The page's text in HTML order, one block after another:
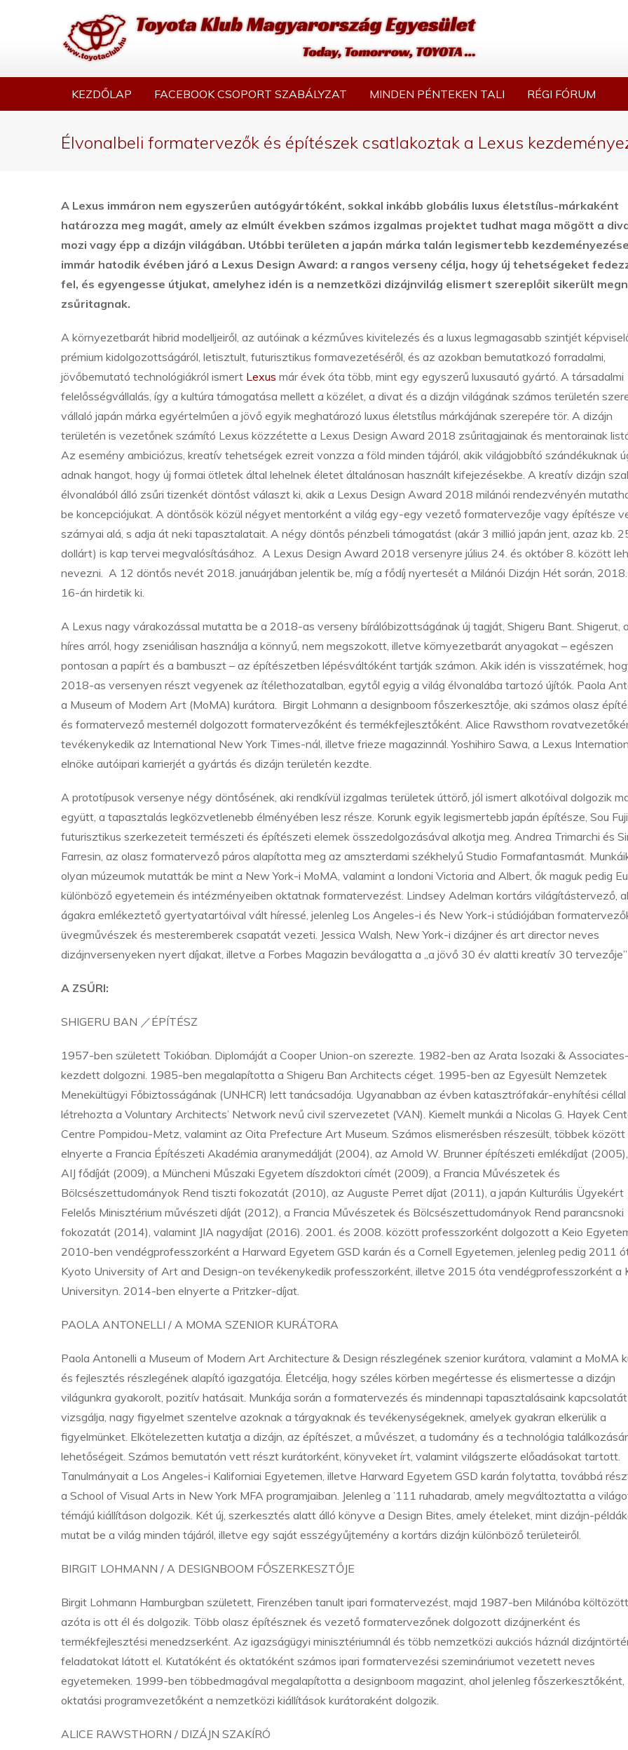
KEZDŐLAP FACEBOOK CSOPORT SZABÁLYZAT MINDEN PÉNTEKEN TALI RÉGI FÓRUM
Élvonalbeli formatervezők és építészek csatlakoztak a Lexus
A Lexus immáron nem egyszerűen autógyártóként, sokkal inkább globális luxus életstílus-márkaként
határozza meg magát, amely az elmúlt években számos izgalmas projektet tudhat maga mögött a
mozi vagy épp a dizájn világában. Utóbbi területen a japán márka talán legismertebb
immár hatodik évében járó a Lexus Design Award: a rangos verseny célja, hogy új tehetségeket
fel, és egyengesse útjukat, amelyhez idén is a nemzetközi dizájnvilág elismert szereplőit sikerült
zsűritagnak.
A környezetbarát hibrid modelljeiről, az autóinak a kézműves kivitelezés és a luxus legmagasabb szintjét
prémium kidolgozottságáról, letisztult, futurisztikus formavezetéséről, és az azokban bemutatkozó forradalmi,
jövőbemutató technológiákról ismert Lexus már évek óta több, mint egy egyszerű luxusautó gyártó. A társadalmi
felelősségvállalás, így a kultúra támogatása mellett a közélet, a divat és a dizájn világának számos területén
vállaló japán márka egyértelműen a jövő egyik meghatározó luxus életstílus márkájának szerepére tör. A dizájn
területén is vezetőnek számító Lexus közzétette a Lexus Design Award 2018 zsűritagjainak és mentorainak
Az esemény ambiciózus, kreatív tehetségek ezreit vonzza a föld minden tájáról, akik világjobbító szándékuknak
adnak hangot, hogy új formai ötletek által lehelnek életet általánosan használt kifejezésekbe. A kreatív dizájn
élvonalából álló zsűri tizenkét döntőst választ ki, akik a Lexus Design Award 2018 milánói rendezvényén
be koncepciójukat. A döntősök közül négyet mentorként a világ egy-egy vezető formatervezője vagy építésze
szárnyai alá, s adja át neki tapasztalatait. A négy döntős pénzbeli támogatást (akár 3 millió japán jent, azaz kb.
dollárt) is kap tervei megvalósításához. A Lexus Design Award 2018 versenyre július 24. és október 8. között
nevezni. A 12 döntős nevét 2018. januárjában jelentik be, míg a fődíj nyertesét a Milánói Dizájn Hét során, 2018.
16-án hirdetik ki.
A Lexus nagy várakozással mutatta be a 2018-as verseny bírálóbizottságának új tagját, Shigeru Bant. Shigerut,
híres arról, hogy zseniálisan használja a könnyű, nem megszokott, illetve környezetbarát anyagokat – egészen
pontosan a papírt és a bambuszt – az építészetben lépésváltóként tartják számon. Akik idén is visszatérnek,
2018-as versenyen részt vegyenek az ítélethozatalban, egytől egyig a világ élvonalába tartozó újítók. Paola
a Museum of Modern Art (MoMA) kurátora. Birgit Lohmann a designboom főszerkesztője, aki számos olasz
és formatervező mesternél dolgozott formatervezőként és termékfejlesztőként. Alice Rawsthorn
tevékenykedik az International New York Times-nál, illetve frieze magazinnál. Yoshihiro Sawa, a Lexus
elnöke autóipari karrierjét a gyártás és dizájn területén kezdte.
A prototípusok versenye négy döntősének, aki rendkívül izgalmas területek úttörő, jól ismert alkotóival dolgozik
együtt, a tapasztalás legközvetlenebb élményében lesz része. Korunk egyik legismertebb japán építésze, Sou
futurisztikus szerkezeteit természeti és építészeti elemek összedolgozásával alkotja meg. Andrea Trimarchi és
Farresin, az olasz formatervező páros alapította meg az amszterdami székhelyű Studio Formafantasmát.
olyan múzeumok mutatták be mint a New York-i MoMA, valamint a londoni Victoria and Albert, ők maguk pedig
különböző egyetemein és intézményeiben oktatnak formatervezést. Lindsey Adelman kortárs világítástervező,
ágakra emlékeztető gyertyatartóival vált híressé, jelenleg Los Angeles-i és New York-i stúdiójában
üvegművészek és mesteremberek csapatát vezeti. Jessica Walsh, New York-i dizájner és art director neves
dizájnversenyeken nyert díjakat, illetve a Forbes Magazin beválogatta a „a jövő 30 év alatti kreatív 30
A ZSŰRI:
SHIGERU BAN ／ÉPÍTÉSZ
1957-ben született Tokióban. Diplomáját a Cooper Union-on szerezte. 1982-ben az Arata Isozaki &
kezdett dolgozni. 1985-ben megalapította a Shigeru Ban Architects céget. 1995-ben az Egyesült Nemzetek
Menekültügyi Főbiztosságának (UNHCR) lett tanácsadója. Ugyanabban az évben katasztrófakár-enyhítési céllal
létrehozta a Voluntary Architects’ Network nevű civil szervezetet (VAN). Kiemelt munkái a Nicolas G. Hayek
Centre Pompidou-Metz, valamint az Oita Prefecture Art Museum. Számos elismerésben részesült, többek között
elnyerte a Francia Építészeti Akadémia aranymedálját (2004), az Arnold W. Brunner építészeti emlékdíjat
AIJ fődíját (2009), a Müncheni Műszaki Egyetem díszdoktori címét (2009), a Francia Művészetek és
Bölcsészettudományok Rend tiszti fokozatát (2010), az Auguste Perret díjat (2011), a japán Kulturális Ügyekért
Felelős Minisztérium művészeti díját (2012), a Francia Művészetek és Bölcsészettudományok Rend parancsnoki
fokozatát (2014), valamint JIA nagydíjat (2016). 2001. és 2008. között professzorként dolgozott a Keio
2010-ben vendégprofesszorként a Harward Egyetem GSD karán és a Cornell Egyetemen, jelenleg pedig 2011
Kyoto University of Art and Design-on tevékenykedik professzorként, illetve 2015 óta vendégprofesszorként a
Universityn. 2014-ben elnyerte a Pritzker-díjat.
PAOLA ANTONELLI / A MOMA SZENIOR KURÁTORA
Paola Antonelli a Museum of Modern Art Architecture & Design részlegének szenior kurátora, valamint a MoMA
és fejlesztés részlegének alapító igazgatója. Életcélja, hogy széles körben megértesse és elismertesse a dizájn
világunkra gyakorolt, pozitív hatásait. Munkája során a formatervezés és mindennapi tapasztalásaink kapcsolatát
vizsgálja, nagy figyelmet szentelve azoknak a tárgyaknak és tevékenységeknek, amelyek gyakran elkerülik a
figyelmünket. Elkötelezetten kutatja a dizájn, az építészet, a művészet, a tudomány és a technológia
lehetőségeit. Számos bemutatón vett részt kurátorként, könyveket írt, valamint világszerte előadásokat tartott.
Tanulmányait a Los Angeles-i Kaliforniai Egyetemen, illetve Harward Egyetem GSD karán folytatta, továbbá
a School of Visual Arts in New York MFA programjaiban. Jelenleg a ’111 ruhadarab, amely megváltoztatta a
témájú kiállításon dolgozik. Két új, szerkesztés alatt álló könyve a Design Bites, amely ételeket, mint dizájn-
mutat be a világ minden tájáról, illetve egy saját esszégyűjtemény a kortárs dizájn különböző területeiről.
BIRGIT LOHMANN / A DESIGNBOOM FŐSZERKESZTŐJE
Birgit Lohmann Hamburgban született, Firenzében tanult ipari formatervezést, majd 1987-ben Milánóba
azóta is ott él és dolgozik. Több olasz építésznek és vezető formatervezőnek dolgozott dizájnerként és
termékfejlesztési menedzserként. Az igazságügyi minisztériumnál és több nemzetközi aukciós háznál
feladatokat látott el. Kutatóként és oktatóként számos ipari formatervezési szemináriumot vezetett neves
egyetemeken. 1999-ben többedmagával megalapította a designboom magazint, ahol jelenleg főszerkesztőként,
oktatási programvezetőként a nemzetközi kiállítások kurátoraként dolgozik.
ALICE RAWSTHORN / DIZÁJN SZAKÍRÓ